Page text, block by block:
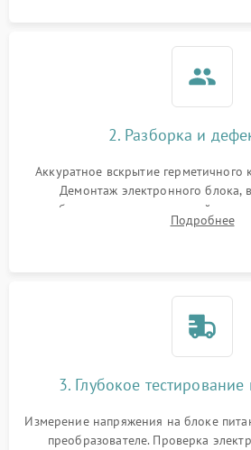
2. Разборка и
Аккуратное вскрытие герметичного
Демонтаж электронного блока,
преобразователя и оптической
на окисление и проверкаПодробнее
3. Глубокое
Измерение напряжения на блоке
преобразователе. Проверка